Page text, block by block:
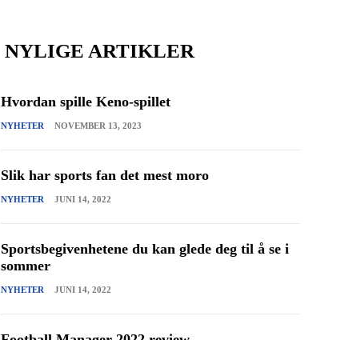
NYLIGE ARTIKLER
Hvordan spille Keno-spillet
NYHETER NOVEMBER 13, 2023
Slik har sports fan det mest moro
NYHETER JUNI 14, 2022
Sportsbegivenhetene du kan glede deg til å se i
sommer
NYHETER JUNI 14, 2022